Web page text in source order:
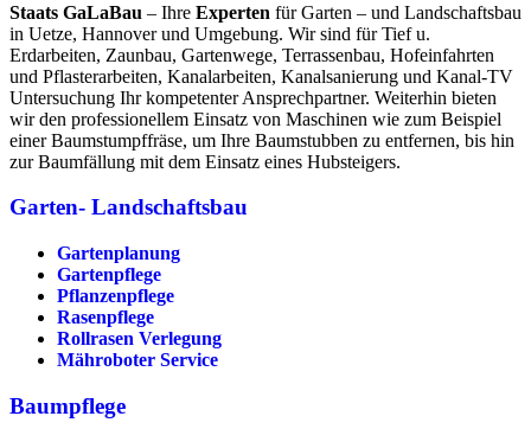
Staats GaLaBau – Ihre Experten für Garten – und Landschaftsbau
in Uetze, Hannover und Umgebung. Wir sind für Tief u.
Erdarbeiten, Zaunbau, Gartenwege, Terrassenbau, Hofeinfahrten
und Pflasterarbeiten, Kanalarbeiten, Kanalsanierung und Kanal-TV
Untersuchung Ihr kompetenter Ansprechpartner. Weiterhin bieten
wir den professionellem Einsatz von Maschinen wie zum Beispiel
einer Baumstumpffräse, um Ihre Baumstubben zu entfernen, bis hin
zur Baumfällung mit dem Einsatz eines Hubsteigers.
Garten- Landschaftsbau
Gartenplanung
Gartenpflege
Pflanzenpflege
Rasenpflege
Rollrasen Verlegung
Mähroboter Service
Baumpflege